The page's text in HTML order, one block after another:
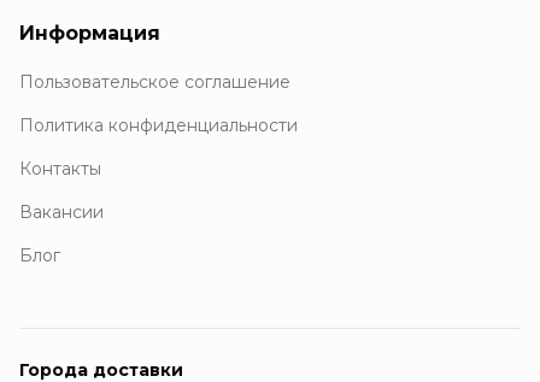
Информация
Пользовательское соглашение
Политика конфиденциальности
Контакты
Вакансии
Блог
Города доставки